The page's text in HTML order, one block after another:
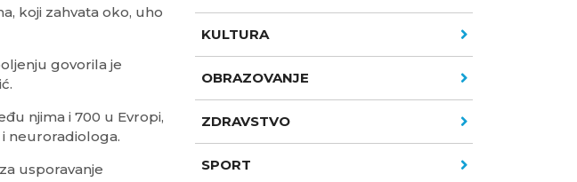
koji zahvata oko, uho
govorila je
njima i 700 u Evropi,
neuroradiologa.
usporavanje
KULTURA
OBRAZOVANJE
ZDRAVSTVO
SPORT